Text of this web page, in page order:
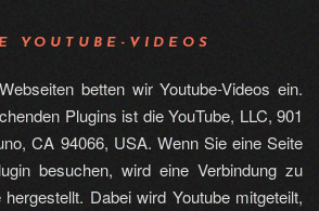
YOUTUBE-VIDEOS
betten wir Youtube-Videos ein.
Plugins ist die YouTube, LLC, 901
CA 94066, USA. Wenn Sie eine Seite
besuchen, wird eine Verbindung zu
Dabei wird Youtube mitgeteilt,